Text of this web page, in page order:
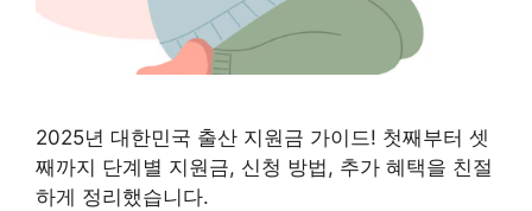
2025년 대한민국 출산 지원금 가이드! 첫째부터 셋
째까지 단계별 지원금, 신청 방법, 추가 혜택을 친절
하게 정리했습니다.